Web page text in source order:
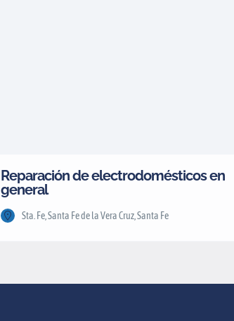
Reparación de electrodomésticos en
general
Sta. Fe, Santa Fe de la Vera Cruz, Santa Fe